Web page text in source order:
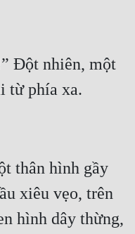
Đột nhiên, một
thân hình gầy
xiêu vẹo, trên
hình dây thừng,